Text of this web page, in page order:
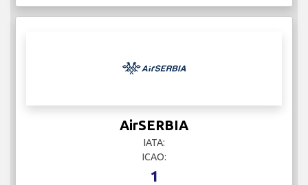
AirSERBIA
IATA:
ICAO:
1